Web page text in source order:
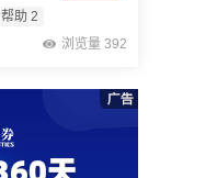
帮助 2
浏览量 392